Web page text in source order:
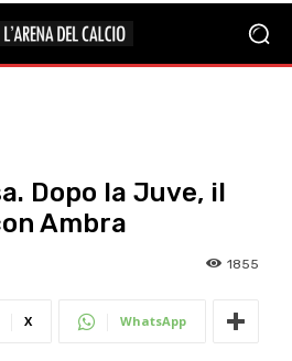
Dopo la Juve, il
Ambra
1855
X WhatsApp